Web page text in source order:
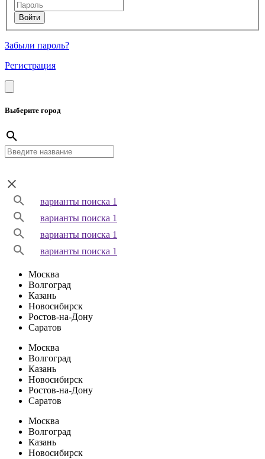
Забыли пароль?
Регистрация
Выберите город
варианты поиска 1
варианты поиска 1
варианты поиска 1
варианты поиска 1
Москва
Волгоград
Казань
Новосибирск
Ростов-на-Дону
Саратов
Москва
Волгоград
Казань
Новосибирск
Ростов-на-Дону
Саратов
Москва
Волгоград
Казань
Новосибирск